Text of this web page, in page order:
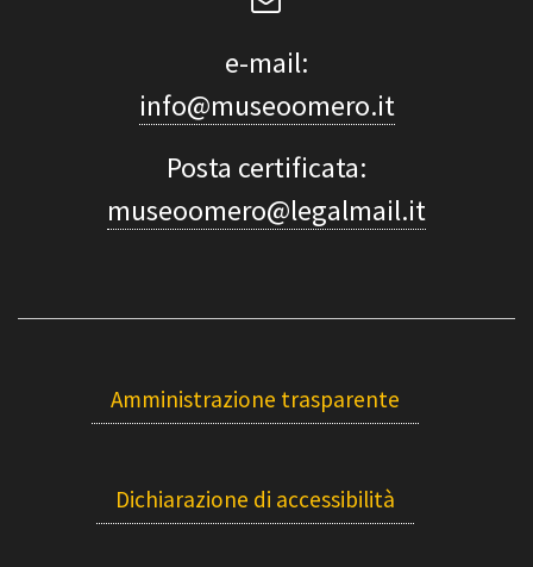
e-mail:
info@museoomero.it
Posta certificata:
museoomero@legalmail.it
Amministrazione trasparente
Dichiarazione di accessibilità